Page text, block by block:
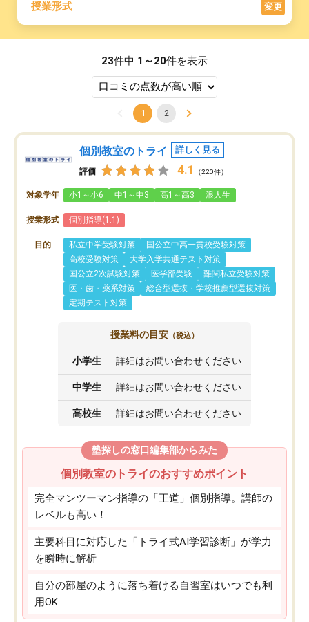
授業形式 変更
23件中 1～20件を表示
1 2
個別教室のトライ 詳しく見る
評価 4.1 （220件）
対象学年 小1～小6 中1～中3 高1～高3 浪人生
授業形式 個別指導(1:1)
目的 私立中学受験対策
国公立中高一貫校受験対策
高校受験対策
大学入学共通テスト対策
国公立2次試験対策
医学部受験
難関私立受験対策
医・歯・薬系対策
総合型選抜・学校推薦型選抜対策
定期テスト対策
授業料の目安 （税込）
小学生 詳細はお問い合わせください
中学生 詳細はお問い合わせください
高校生 詳細はお問い合わせください
塾探しの窓口編集部からみた
個別教室のトライのおすすめポイント
完全マンツーマン指導の「王道」個別指導。講師の
レベルも高い！
主要科目に対応した「トライ式AI学習診断」が学力
を瞬時に解析
自分の部屋のように落ち着ける自習室はいつでも利
用OK